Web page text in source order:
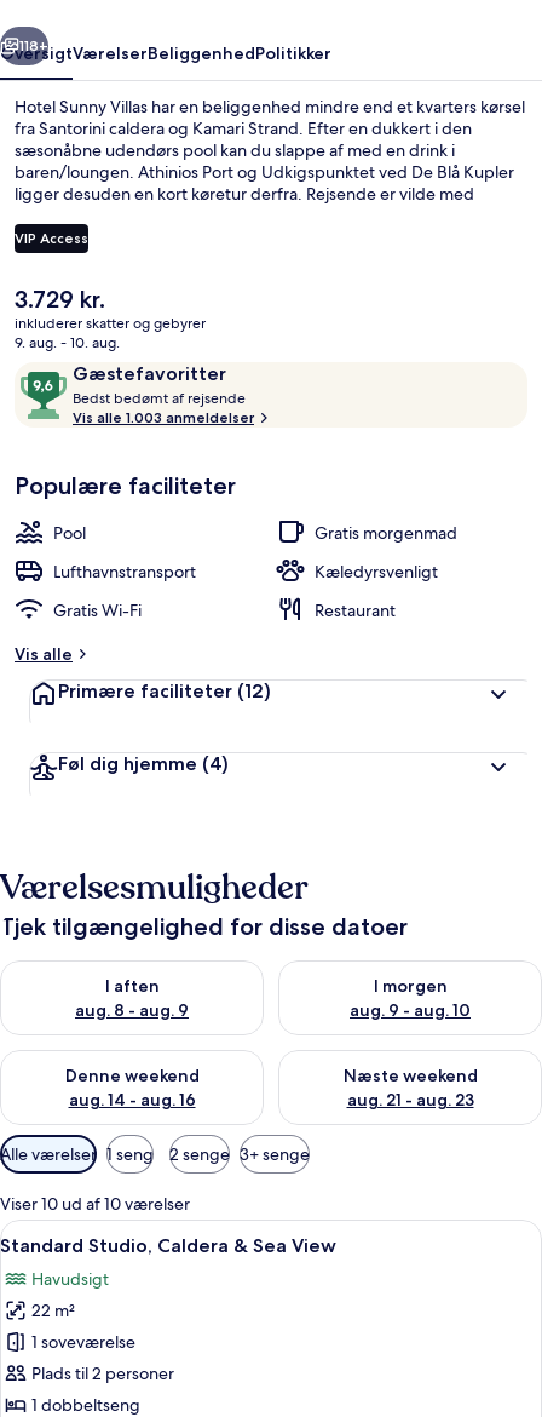
Næste
118+
OversigtVærelserBeliggenhedPolitikker
Hotel Sunny Villas har en beliggenhed mindre end et kvarters kørsel
fra Santorini caldera og Kamari Strand. Efter en dukkert i den
sæsonåbne udendørs pool kan du slappe af med en drink i
baren/loungen. Athinios Port og Udkigspunktet ved De Blå Kupler
ligger desuden en kort køretur derfra. Rejsende er vilde med
VIP Access
Den
nuværende
pris
3.729 kr.
3.729 kr.
inkluderer skatter og gebyrer
9. aug. - 10. aug.
AnmeldelserGæstefavoritter
9,6
ud
af
Gæstefavoritter
Bedst bedømt af rejsende
e
a
f
e
Vis alle 1.003 anmeldelser
Populære faciliteter
Pool
Gratis morgenmad
Lufthavnstransport
Kæledyrsvenligt
Gratis Wi-Fi
Restaurant
Vis alle
Primære faciliteter (12)
Føl dig hjemme (4)
Værelsesmuligheder
Tjek tilgængelighed for disse datoer
I aften
aug. 8 - aug. 9
Tjek tilgængelighed for i aften aug. 8 - aug. 9
I morgen
aug. 9 - aug. 10
Tjek tilgængelighed for i
Denne weekend
aug. 14 - aug. 16
Tjek tilgængelighed for denne weekend aug. 14 - aug. 16
Næste weekend
aug. 21 - aug. 23
Tjek tilgængelighed for næste
Tilgængelige
filtre
for
værelser
Alle værelser 1 seng 2 senge 3+ senge
Viser 10 ud af 10 værelser
Indlæs
alle
billeder
af
Standard
Studio,
Caldera
Et moderne hotelværelse med seng,
4
Standard Studio, Caldera & Sea View
Havudsigt
22 m²
1 soveværelse
Plads til 2 personer
1 dobbeltseng